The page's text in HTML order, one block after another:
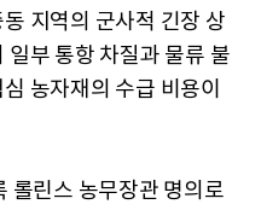
지역의 군사적 긴장 상
부 통항 차질과 물류 불
농자재의 수급 비용이
롤린스 농무장관 명의로